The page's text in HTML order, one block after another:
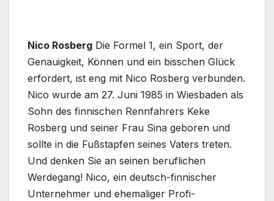
Nico Rosberg Die Formel 1, ein Sport, der
Genauigkeit, Können und ein bisschen Glück
erfordert, ist eng mit Nico Rosberg verbunden.
Nico wurde am 27. Juni 1985 in Wiesbaden als
Sohn des finnischen Rennfahrers Keke
Rosberg und seiner Frau Sina geboren und
sollte in die Fußstapfen seines Vaters treten.
Und denken Sie an seinen beruflichen
Werdegang! Nico, ein deutsch-finnischer
Unternehmer und ehemaliger Profi-